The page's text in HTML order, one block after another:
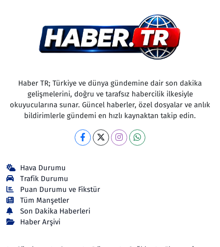
Haber TR; Türkiye ve dünya gündemine dair son dakika
gelişmelerini, doğru ve tarafsız habercilik ilkesiyle
okuyucularına sunar. Güncel haberler, özel dosyalar ve anlık
bildirimlerle gündemi en hızlı kaynaktan takip edin.
Hava Durumu
Trafik Durumu
Puan Durumu ve Fikstür
Tüm Manşetler
Son Dakika Haberleri
Haber Arşivi